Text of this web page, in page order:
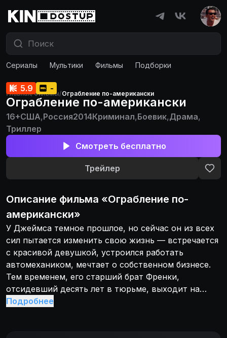
Сериалы Мультики Фильмы Подборки
Главная/Фильмы/Ограбление по-американски
5.9 -
Ограбление по-американски
16+США,Россия2014Криминал,Боевик,Драма,
Триллер
Смотреть бесплатно
Трейлер
Описание фильма «Ограбление по-
американски»
У Джеймса темное прошлое, но сейчас он из всех
сил пытается изменить свою жизнь — встречается
с красивой девушкой, устроился работать
автомехаником, мечтает о собственном бизнесе.
Тем временем, его старший брат Френки,
отсидевший десять лет в тюрьме, выходит на
свободу. Френки пытается наладить отношения, но
Подробнее